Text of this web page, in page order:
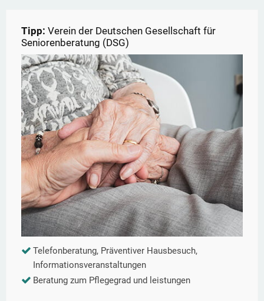
Tipp: Verein der Deutschen Gesellschaft für
Seniorenberatung (DSG)
Telefonberatung, Präventiver Hausbesuch,
Informationsveranstaltungen
Beratung zum Pflegegrad und leistungen